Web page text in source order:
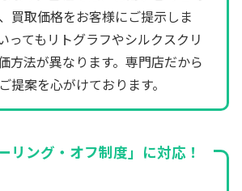
買取価格をお客様にご提示しま
ってもリトグラフやシルクスクリ
方法が異なります。専門店だから
提案を心がけております。
リング・オフ制度」に対応！